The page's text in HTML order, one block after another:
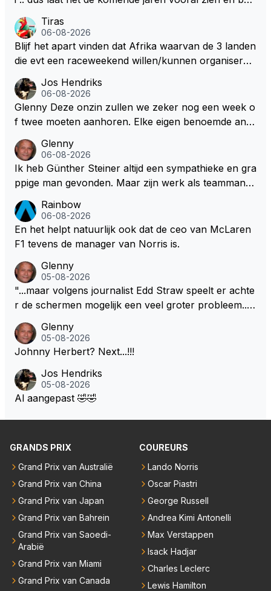
dergelijks heb ik bijvoorbeeld Lando Norris nog niet
horen zeggen. Eigenlijk nog geen enkele andere cou
reur...
toch echt te kort ..
Tiras
06-08-2026
Blijf het apart vinden dat Afrika waarvan de 3 landen
die evt een raceweekend willen/kunnen organiseren
het opknappen van circuits en geld voor de FOM o
m maar die F1 licentie binnen te halen. Dit terwijl dez
e Afrikaanse landen allemaal nog steeds flink wat on
Jos Hendriks
06-08-2026
Glenny Deze onzin zullen we zeker nog een week o
f twee moeten aanhoren. Elke eigen benoemde anali
aan het einde van het liedje zitten ze er allemaal naa
st Dus glenny sterkte met deze bullshit lezen
Glenny
06-08-2026
Ik heb Günther Steiner altijd een sympathieke en gra
ppige man gevonden. Maar zijn werk als teammanag
oit veel indruk gemaakt. Voor mij persoonlijk lijkt hij d
ezelfde weg te bewandelen als analist. En dat is niet
vanwege zijn persoonlijke Top-3. Hij blijft sympathie
presentator bij RTL Duitsland, een televisiezender di
e de Formule 1 uitzendt in Duitsland..., mwah!
Rainbow
06-08-2026
En het helpt natuurlijk ook dat de ceo van McLaren
F1 tevens de manager van Norris is.
Glenny
05-08-2026
"...maar volgens journalist Edd Straw speelt er achte
r de schermen mogelijk een veel groter probleem..."
Glenny
05-08-2026
Johnny Herbert? Next...!!!
Jos Hendriks
05-08-2026
Al aangepast 🤣🤣
GRANDS PRIX
Grand Prix van Australië
Grand Prix van China
Grand Prix van Japan
Grand Prix van Bahrein
Grand Prix van Saoedi-
Arabië
Grand Prix van Miami
Grand Prix van Canada
COUREURS
Lando Norris
Oscar Piastri
George Russell
Andrea Kimi Antonelli
Max Verstappen
Isack Hadjar
Charles Leclerc
Lewis Hamilton